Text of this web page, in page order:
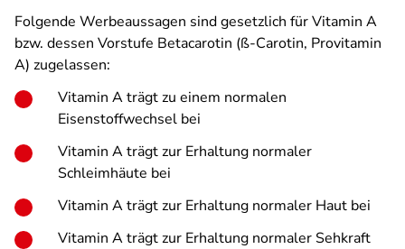
Folgende Werbeaussagen sind gesetzlich für Vitamin A
bzw. dessen Vorstufe Betacarotin (ß-Carotin, Provitamin
A) zugelassen:
Vitamin A trägt zu einem normalen
Eisenstoffwechsel bei
Vitamin A trägt zur Erhaltung normaler
Schleimhäute bei
Vitamin A trägt zur Erhaltung normaler Haut bei
Vitamin A trägt zur Erhaltung normaler Sehkraft